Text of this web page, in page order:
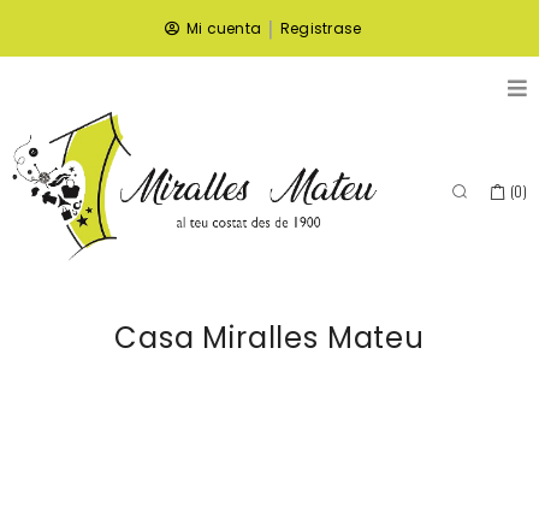
Mi cuenta | Registrase
(0)
Casa Miralles Mateu